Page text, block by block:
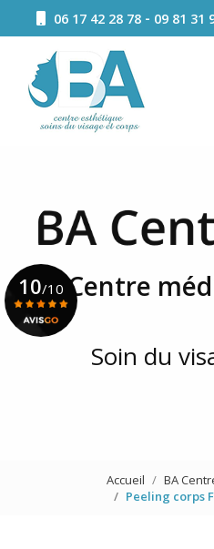
contenu
principal
06 17 42 28 78- 09 81 31
Centre
Soin du
10/10
Accueil BA
Peeling corps